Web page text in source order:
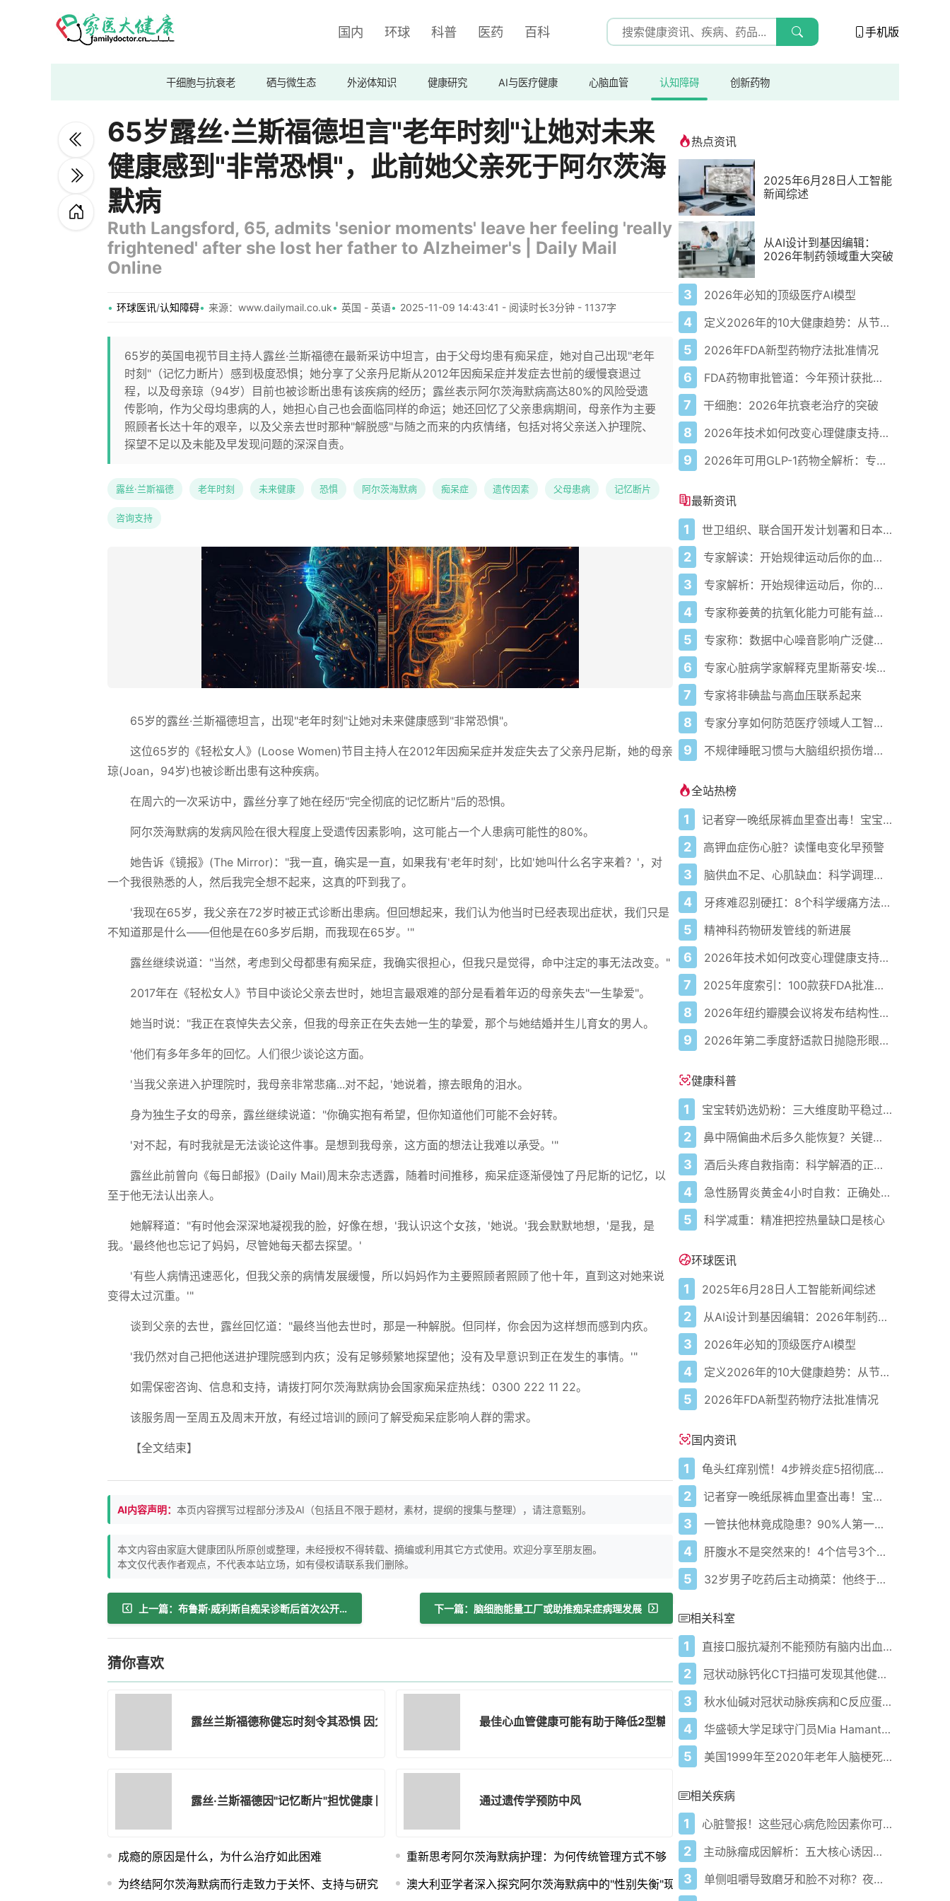
国内 环球 科普 医药 百科 手机版
干细胞与抗衰老 硒与微生态 外泌体知识 健康研究 AI与医疗健康 心脑血管 认知障碍 创新药物
65岁露丝·兰斯福德坦言"老年时刻"让她对未来
健康感到"非常恐惧"，此前她父亲死于阿尔茨海
默病
Ruth Langsford, 65, admits 'senior moments' leave her feeling 'really
frightened' after she lost her father to Alzheimer's | Daily Mail
Online
环球医讯/认知障碍 来源：www.dailymail.co.uk 英国 - 英语 2025-11-09 14:43:41 - 阅读时长3分钟 - 1137字
65岁的英国电视节目主持人露丝·兰斯福德在最新采访中坦言，由于父母均患有痴呆症，她对自己出现"老年
时刻"（记忆力断片）感到极度恐惧；她分享了父亲丹尼斯从2012年因痴呆症并发症去世前的缓慢衰退过
程，以及母亲琼（94岁）目前也被诊断出患有该疾病的经历；露丝表示阿尔茨海默病高达80%的风险受遗
传影响，作为父母均患病的人，她担心自己也会面临同样的命运；她还回忆了父亲患病期间，母亲作为主要
照顾者长达十年的艰辛，以及父亲去世时那种"解脱感"与随之而来的内疚情绪，包括对将父亲送入护理院、
探望不足以及未能及早发现问题的深深自责。
露丝·兰斯福德 老年时刻 未来健康 恐惧 阿尔茨海默病 痴呆症 遗传因素 父母患病 记忆断片
咨询支持
65岁的露丝·兰斯福德坦言，出现"老年时刻"让她对未来健康感到"非常恐惧"。
这位65岁的《轻松女人》(Loose Women)节目主持人在2012年因痴呆症并发症失去了父亲丹尼斯，她的母亲
琼(Joan，94岁)也被诊断出患有这种疾病。
在周六的一次采访中，露丝分享了她在经历"完全彻底的记忆断片"后的恐惧。
阿尔茨海默病的发病风险在很大程度上受遗传因素影响，这可能占一个人患病可能性的80%。
她告诉《镜报》(The Mirror)："我一直，确实是一直，如果我有'老年时刻'，比如'她叫什么名字来着？'，对
一个我很熟悉的人，然后我完全想不起来，这真的吓到我了。
'我现在65岁，我父亲在72岁时被正式诊断出患病。但回想起来，我们认为他当时已经表现出症状，我们只是
不知道那是什么——但他是在60多岁后期，而我现在65岁。'"
露丝继续说道："当然，考虑到父母都患有痴呆症，我确实很担心，但我只是觉得，命中注定的事无法改变。"
2017年在《轻松女人》节目中谈论父亲去世时，她坦言最艰难的部分是看着年迈的母亲失去"一生挚爱"。
她当时说："我正在哀悼失去父亲，但我的母亲正在失去她一生的挚爱，那个与她结婚并生儿育女的男人。
'他们有多年多年的回忆。人们很少谈论这方面。
'当我父亲进入护理院时，我母亲非常悲痛...对不起，'她说着，擦去眼角的泪水。
身为独生子女的母亲，露丝继续说道："你确实抱有希望，但你知道他们可能不会好转。
'对不起，有时我就是无法谈论这件事。是想到我母亲，这方面的想法让我难以承受。'"
露丝此前曾向《每日邮报》(Daily Mail)周末杂志透露，随着时间推移，痴呆症逐渐侵蚀了丹尼斯的记忆，以
至于他无法认出亲人。
她解释道："有时他会深深地凝视我的脸，好像在想，'我认识这个女孩，'她说。'我会默默地想，'是我，是
我。'最终他也忘记了妈妈，尽管她每天都去探望。'
'有些人病情迅速恶化，但我父亲的病情发展缓慢，所以妈妈作为主要照顾者照顾了他十年，直到这对她来说
变得太过沉重。'"
谈到父亲的去世，露丝回忆道："最终当他去世时，那是一种解脱。但同样，你会因为这样想而感到内疚。
'我仍然对自己把他送进护理院感到内疚；没有足够频繁地探望他；没有及早意识到正在发生的事情。'"
如需保密咨询、信息和支持，请拨打阿尔茨海默病协会国家痴呆症热线：0300 222 11 22。
该服务周一至周五及周末开放，有经过培训的顾问了解受痴呆症影响人群的需求。
【全文结束】
AI内容声明： 本页内容撰写过程部分涉及AI（包括且不限于题材，素材，提纲的搜集与整理），请注意甄别。
本文内容由家庭大健康团队所原创或整理，未经授权不得转载、摘编或利用其它方式使用。欢迎分享至朋友圈。
本文仅代表作者观点，不代表本站立场，如有侵权请联系我们删除。
上一篇：布鲁斯·威利斯自痴呆诊断后首次公开露面行走 下一篇：脑细胞能量工厂或助推痴呆症病理发展
猜你喜欢
露丝兰斯福德称健忘时刻令其恐惧 因父亲死于阿尔茨海默病最佳心血管健康可能有助于降低2型糖尿病成人患痴呆症的风险
露丝·兰斯福德因"记忆断片"担忧健康 阿尔茨海默病家族史令她恐惧未来
通过遗传学预防中风
成瘾的原因是什么，为什么治疗如此困难
重新思考阿尔茨海默病护理：为何传统管理方式不够
为终结阿尔茨海默病而行走致力于关怀、支持与研究
澳大利亚学者深入探究阿尔茨海默病中的"性别失衡"现象
热点资讯
2025年6月28日人工智能
新闻综述
从AI设计到基因编辑：
2026年制药领域重大突破
3 2026年必知的顶级医疗AI模型
4 定义2026年的10大健康趋势：从节律健康到冷热交替疗法
5 2026年FDA新型药物疗法批准情况
6 FDA药物审批管道：今年预计获批的关键新疗法
7 干细胞：2026年抗衰老治疗的突破
8 2026年技术如何改变心理健康支持的获取方式
9 2026年可用GLP-1药物全解析：专家指南
最新资讯
1 世卫组织、联合国开发计划署和日本在加纳启动人工智能健康计划 应对气候敏感性疾病并加强医疗服务
2 专家解读：开始规律运动后你的血压会发生什么变化
3 专家解析：开始规律运动后，你的血压会发生什么变化
4 专家称姜黄的抗氧化能力可能有益心脏健康
5 专家称：数据中心噪音影响广泛健康问题
6 专家心脏病学家解释克里斯蒂安·埃里克森为丹麦队晕倒的原因
7 专家将非碘盐与高血压联系起来
8 专家分享如何防范医疗领域人工智能的负面影响
9 不规律睡眠习惯与大脑组织损伤增加相关
全站热榜
1 记者穿一晚纸尿裤血里查出毒！宝宝血液浓度竟是成人的5倍？
2 高钾血症伤心脏？读懂电变化早预警
3 脑供血不足、心肌缺血：科学调理全攻略
4 牙疼难忍别硬扛：8个科学缓痛方法收好
5 精神科药物研发管线的新进展
6 2026年技术如何改变心理健康支持的获取方式
7 2025年度索引：100款获FDA批准的AI驱动医疗设备
8 2026年纽约瓣膜会议将发布结构性心脏病最新研究成果
9 2026年第二季度舒适款日抛隐形眼镜推荐，优瞳主打长效佩戴体验
健康科普
1 宝宝转奶选奶粉：三大维度助平稳过渡
2 鼻中隔偏曲术后多久能恢复？关键看这几点
3 酒后头疼自救指南：科学解酒的正确打开方式
4 急性肠胃炎黄金4小时自救：正确处置与误区避坑关键
5 科学减重：精准把控热量缺口是核心
环球医讯
1 2025年6月28日人工智能新闻综述
2 从AI设计到基因编辑：2026年制药领域重大突破
3 2026年必知的顶级医疗AI模型
4 定义2026年的10大健康趋势：从节律健康到冷热交替疗法
5 2026年FDA新型药物疗法批准情况
国内资讯
1 龟头红痒别慌！4步辨炎症5招彻底防复发
2 记者穿一晚纸尿裤血里查出毒！宝宝血液浓度竟是成人的5倍？
3 一管扶他林竟成隐患？90%人第一步就错了！
4 肝腹水不是突然来的！4个信号3个管理要点别等肚子鼓起来
5 32岁男子吃药后主动摘菜：他终于活过来了？
相关科室
1 直接口服抗凝剂不能预防有脑内出血病史的心房颤动患者发生中风：随机对照试验的荟萃分析
2 冠状动脉钙化CT扫描可发现其他健康风险
3 秋水仙碱对冠状动脉疾病和C反应蛋白升高患者心血管结局的影响
4 华盛顿大学足球守门员Mia Hamant因罕见侵袭性肾癌去世，年仅21岁
5 美国1999年至2020年老年人脑梗死死亡率趋势研究
相关疾病
1 心脏警报！这些冠心病危险因素你可能每天都在接触
2 主动脉瘤成因解析：五大核心诱因与预防指南
3 单侧咀嚼导致磨牙和脸不对称？夜磨牙症防治攻略来了！